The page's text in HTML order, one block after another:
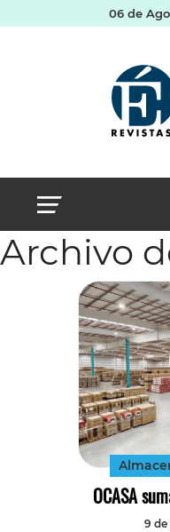
06 de
Archivo
OCASA
9 de